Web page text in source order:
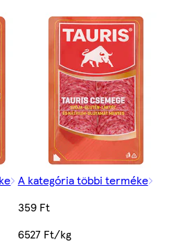
A kategória többi terméke
359 Ft
6527 Ft/kg